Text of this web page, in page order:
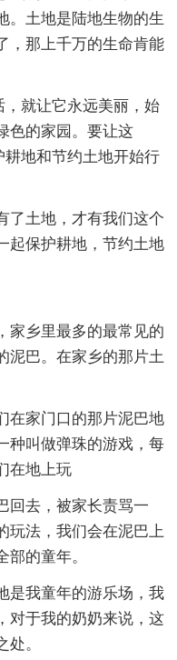
。土地是陆地生物的生
，那上千万的生命肯能
，就让它永远美丽，始
色的家园。要让这
耕地和节约土地开始行
了土地，才有我们这个
起保护耕地，节约土地
家乡里最多的最常见的
泥巴。在家乡的那片土
在家门口的那片泥巴地
种叫做弹珠的游戏，每
在地上玩
回去，被家长责骂一
玩法，我们会在泥巴上
的童年。
是我童年的游乐场，我
对于我的奶奶来说，这
。